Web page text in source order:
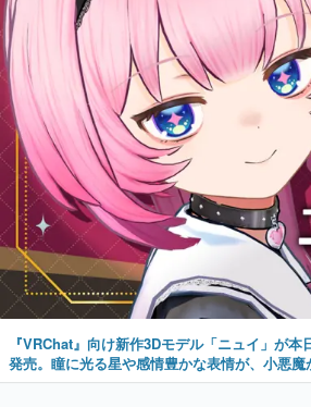
『VRChat』向け新作3Dモデル「ニュイ」が
発売。瞳に光る星や感情豊かな表情が、小悪魔